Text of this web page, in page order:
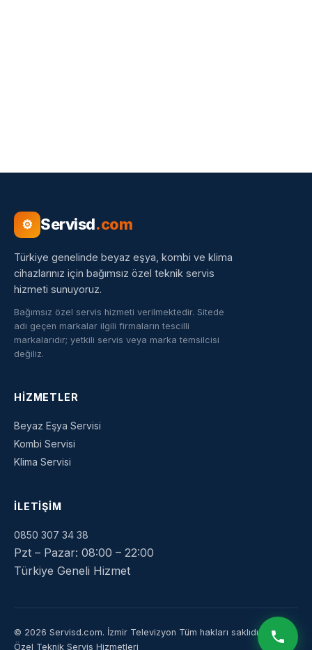
⚙ Servisd.com
Türkiye genelinde beyaz eşya, kombi ve klima
cihazlarınız için bağımsız özel teknik servis
hizmeti sunuyoruz.
Bağımsız özel servis hizmeti verilmektedir. Sitede
adı geçen markalar ilgili firmaların tescilli
markalarıdır; yetkili servis veya marka temsilcisi
değiliz.
HIZMETLER
Beyaz Eşya Servisi
Kombi Servisi
Klima Servisi
İLETIŞIM
0850 307 34 38
Pzt – Pazar: 08:00 – 22:00
Türkiye Geneli Hizmet
© 2026 Servisd.com. İzmir Televizyon Tüm hakları saklıdır.
Özel Teknik Servis Hizmetleri